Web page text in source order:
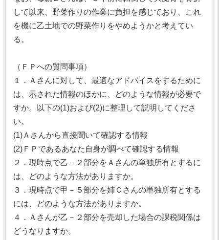
して以来、野菜作りの作業に負担を感じており、これ
を機に乙土地での野菜作りをやめようかと考えてい
る。
（ＦＰへの質問事項）
１．Ａさんに対して、最適なアドバイスをするために
は、示された情報のほかに、どのような情報が必要で
すか。以下の(1)および(2)に整理して説明してくださ
い。
(1)Ａさんから直接聞いて確認する情報
(2)ＦＰであるあなた自身が調べて確認する情報
２．現時点で乙－２部分をＡさんの単独所有とするに
は、どのような方法がありますか。
３．現時点で甲－５部分を姉Ｃさんの単独所有とする
には、どのような方法がありますか。
４．Ａさんが乙－２部分を売却した場合の課税関係は
どうなりますか。